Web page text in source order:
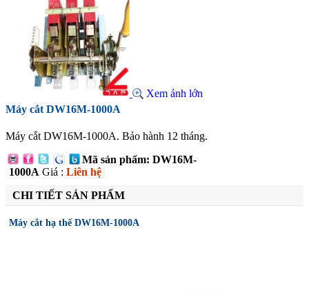
Xem ảnh lớn
Máy cắt DW16M-1000A
Máy cắt DW16M-1000A. Bảo hành 12 tháng.
Mã sản phẩm: DW16M-
1000A Giá : Liên hệ
CHI TIẾT SẢN PHẨM
Máy cắt hạ thế DW16M-1000A